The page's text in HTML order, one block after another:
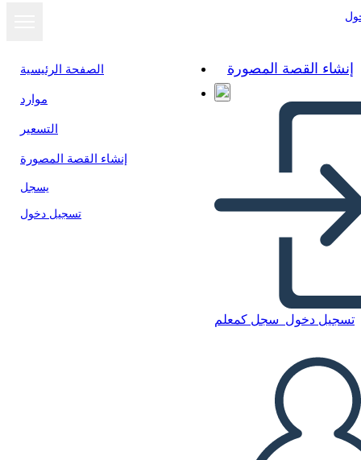
الصفحة الرئيسية
موارد
التسعير
إنشاء القصة المصورة
يسجل
تسجيل دخول
إنشاء القصة المصورة
تسجيل دخول سجل كمعلم
عرض كشرائح